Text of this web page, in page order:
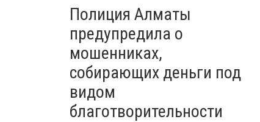
Полиция Алматы
предупредила о
мошенниках,
собирающих деньги под
видом
благотворительности